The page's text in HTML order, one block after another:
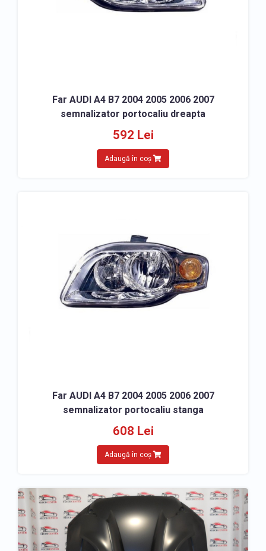
Far AUDI A4 B7 2004 2005 2006 2007
semnalizator portocaliu dreapta
592 Lei
Adaugă în coș
Far AUDI A4 B7 2004 2005 2006 2007
semnalizator portocaliu stanga
608 Lei
Adaugă în coș